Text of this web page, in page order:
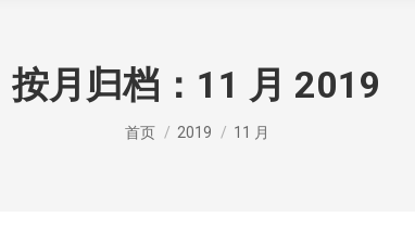
按月归档： 11 月 2019
您在这里：
首页 2019 11 月